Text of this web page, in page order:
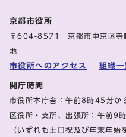
京都市役所
〒604-8571 京都市中京区寺
地
市役所へのアクセス 組織一
開庁時間
市役所本庁舎：午前8時45分
区役所・支所、出張所：午前9
（いずれも土日祝及び年末年始